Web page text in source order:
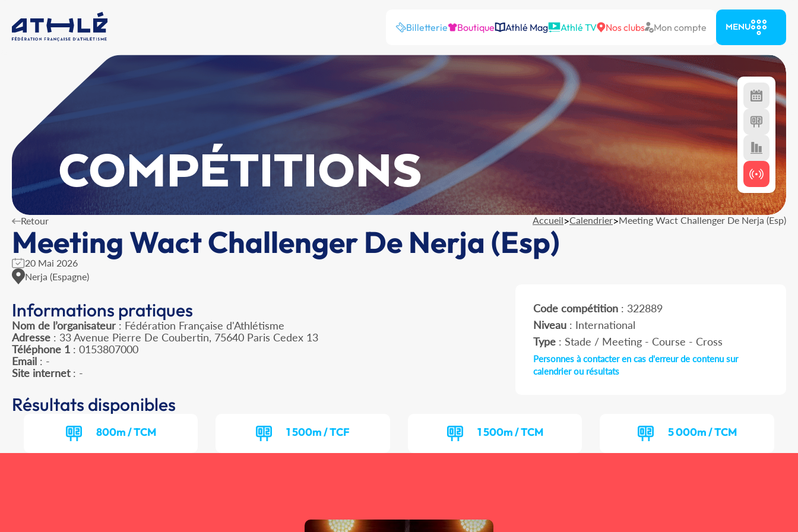
Billetterie Boutique Athlé Mag Athlé TV Nos clubs Mon compte MENU
COMPÉTITIONS
Retour Accueil>Calendrier>Meeting Wact Challenger De Nerja (Esp)
Meeting Wact Challenger De Nerja (Esp)
20 Mai 2026
Nerja (Espagne)
Informations pratiques
Nom de l’organisateur : Fédération Française d'Athlétisme
Adresse : 33 Avenue Pierre De Coubertin, 75640 Paris Cedex 13
Téléphone 1 : 0153807000
Email : -
Site internet: -
Code compétition: 322889
Niveau: International
Type: Stade / Meeting - Course - Cross
Personnes à contacter en cas d'erreur de contenu sur
calendrier ou résultats
Résultats disponibles
800m / TCM 1 500m / TCF 1 500m / TCM 5 000m / TCM